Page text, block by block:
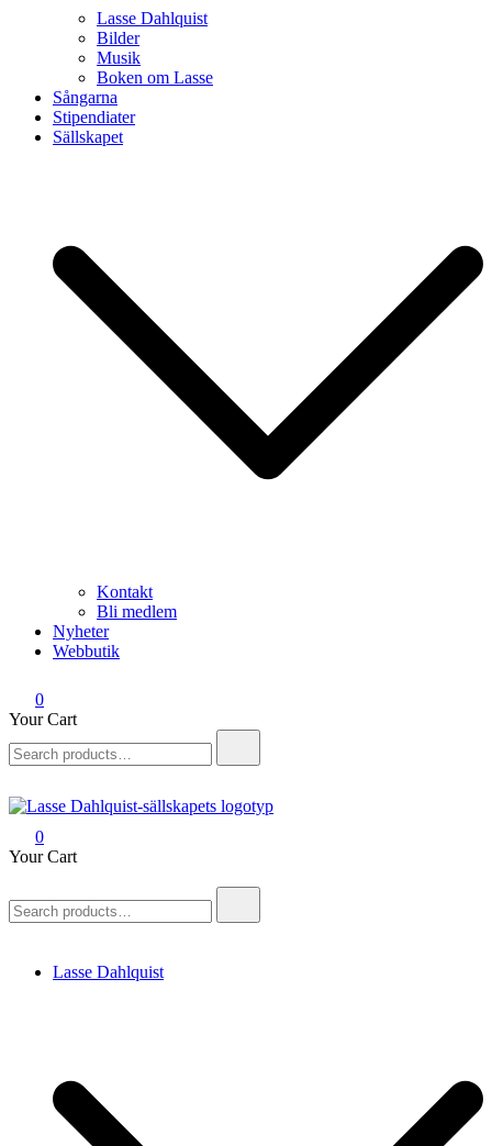
Lasse Dahlquist
Bilder
Musik
Boken om Lasse
Sångarna
Stipendiater
Sällskapet
Kontakt
Bli medlem
Nyheter
Webbutik
0
Your Cart
for:
Lasse Dahlquist-sällskapet
Allt om Lasse Dahlquist – kompositör, musiker, artist, kåsör och
skådespelare
0
Your Cart
for:
Lasse Dahlquist